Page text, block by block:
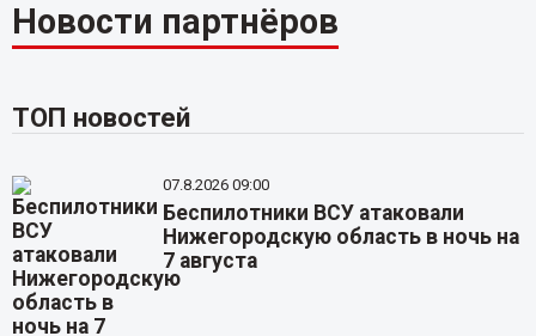
Новости партнёров
ТОП новостей
07.8.2026 09:00
Беспилотники ВСУ атаковали
Нижегородскую область в ночь на
7 августа